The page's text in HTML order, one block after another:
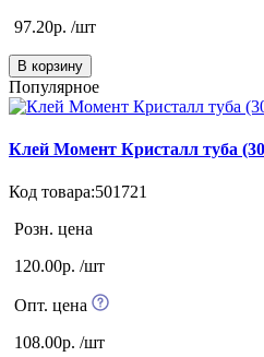
97.20р. /шт
В корзину
Популярное
Клей Момент Кристалл туба
Код товара:501721
Розн. цена
120.00р. /шт
Опт. цена
108.00р. /шт